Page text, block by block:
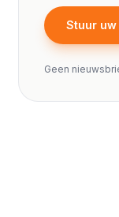
Stuur uw
Geen